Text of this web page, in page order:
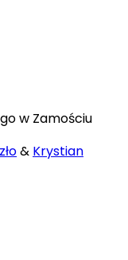
w Zamościu
& Krystian